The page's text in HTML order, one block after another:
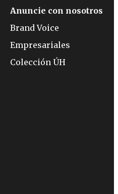
Anuncie con nosotros
Brand Voice
Empresariales
Colección ÚH